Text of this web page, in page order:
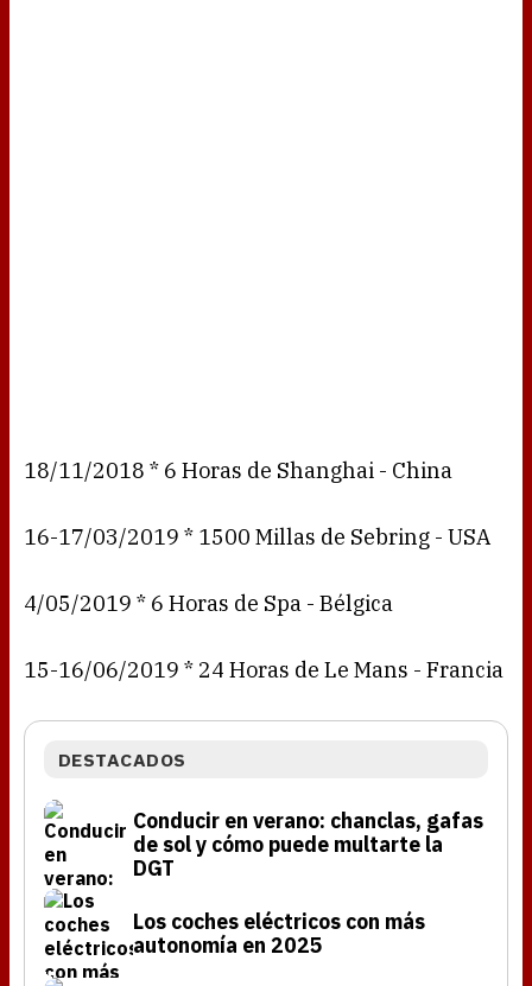
18/11/2018 * 6 Horas de Shanghai - China
16-17/03/2019 * 1500 Millas de Sebring - USA
4/05/2019 * 6 Horas de Spa - Bélgica
15-16/06/2019 * 24 Horas de Le Mans - Francia
DESTACADOS
Conducir en verano: chanclas, gafas
de sol y cómo puede multarte la
DGT
Los coches eléctricos con más
autonomía en 2025